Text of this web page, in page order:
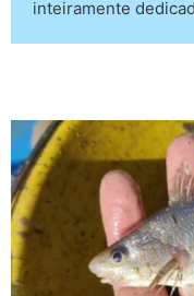
inteiramente